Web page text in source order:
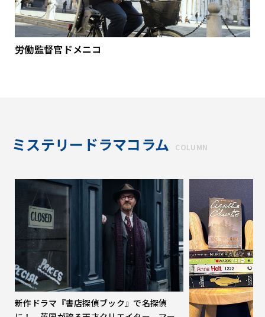
労働監督官ドメニコ
ミステリードラマコラム COLUMN
新作ドラマ『書店探偵ブック』で名探偵